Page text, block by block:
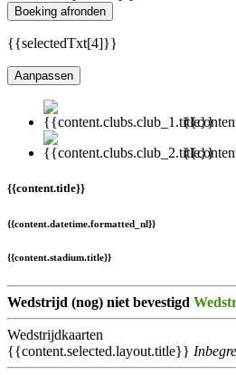
Boeking afronden
{{selectedTxt[4]}}
Aanpassen
{{content.title}}
{{content.datetime.formatted_nl}}
{{content.stadium.title}}
Wedstrijd (nog) niet bevestigd
Wedstrijdkaarten
{{content.selected.layout.title}}